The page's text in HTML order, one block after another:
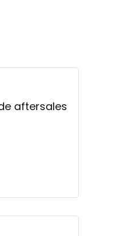
goede aftersales